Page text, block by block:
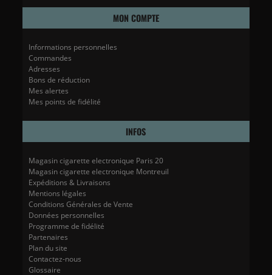
MON COMPTE
Informations personnelles
Commandes
Adresses
Bons de réduction
Mes alertes
Mes points de fidélité
INFOS
Magasin cigarette electronique Paris 20
Magasin cigarette electronique Montreuil
Expéditions & Livraisons
Mentions légales
Conditions Générales de Vente
Données personnelles
Programme de fidélité
Partenaires
Plan du site
Contactez-nous
Glossaire